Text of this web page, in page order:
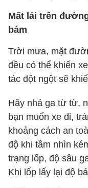
Mất lái trên
bám
Trời mưa, mặt
đều có thể khiến
tác đột ngột sẽ
Hãy nhả ga từ từ,
bạn muốn xe đi,
khoảng cách an
độ khi tầm nhìn
trạng lốp, độ sâu
Khi lốp lấy lại độ